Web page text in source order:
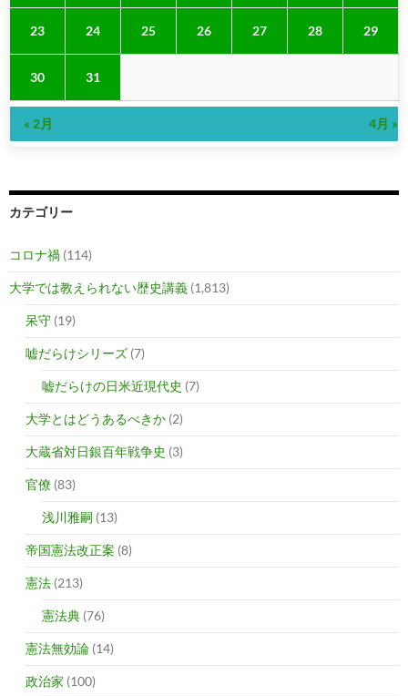
23 24 25 26 27 28 29
30 31
« 2月 4月 »
カテゴリー
コロナ禍 (114)
大学では教えられない歴史講義 (1,813)
呆守 (19)
嘘だらけシリーズ (7)
嘘だらけの日米近現代史 (7)
大学とはどうあるべきか (2)
大蔵省対日銀百年戦争史 (3)
官僚 (83)
浅川雅嗣 (13)
帝国憲法改正案 (8)
憲法 (213)
憲法典 (76)
憲法無効論 (14)
政治家 (100)